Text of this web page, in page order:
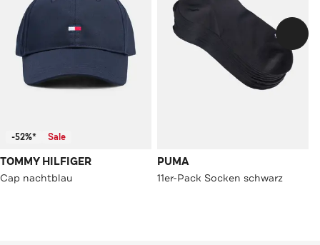
-52%* Sale
TOMMY HILFIGER
Cap nachtblau
PUMA
11er-Pack Socken schwarz